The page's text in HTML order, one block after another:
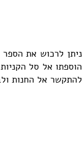
ניתן לרכוש את הספר
הוספתו אל סל
להתקשר אל החנות